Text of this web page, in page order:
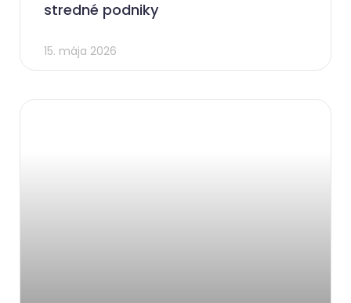
stredné podniky
15. mája 2026